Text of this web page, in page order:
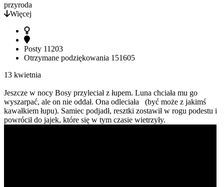
przyroda
Więcej
Posty 11203
Otrzymane podziękowania 151605
13 kwietnia
Jeszcze w nocy Bosy przyleciał z łupem. Luna chciała mu go
wyszarpać, ale on nie oddał. Ona odleciała (być może z jakimś
kawałkiem łupu). Samiec podjadł, resztki zostawił w rogu podestu i
powrócił do jajek, które się w tym czasie wietrzyły.